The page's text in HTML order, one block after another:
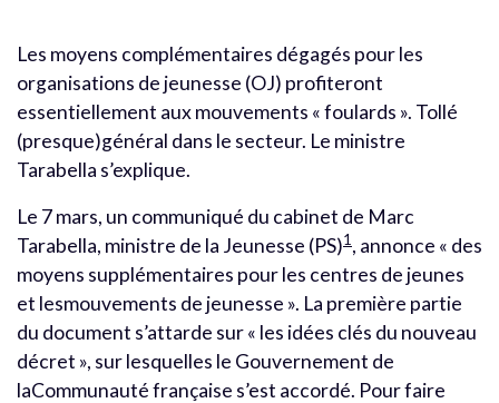
Les moyens complémentaires dégagés pour les
organisations de jeunesse (OJ) profiteront
essentiellement aux mouvements « foulards ». Tollé
(presque)général dans le secteur. Le ministre
Tarabella s’explique.
Le 7 mars, un communiqué du cabinet de Marc
Tarabella, ministre de la Jeunesse (PS)1 , annonce « des
moyens supplémentaires pour les centres de jeunes
et lesmouvements de jeunesse ». La première partie
du document s’attarde sur « les idées clés du nouveau
décret », sur lesquelles le Gouvernement de
laCommunauté française s’est accordé. Pour faire